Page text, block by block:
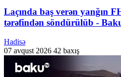
Laçında baş verən yanğın
tərəfindən söndürülüb -
Hadisə
07 avqust 2026 42 baxış